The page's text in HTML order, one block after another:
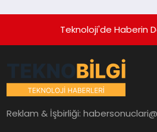
Teknoloji'de Haberin
Reklam & İşbirliği: